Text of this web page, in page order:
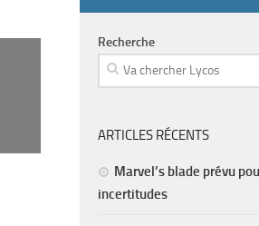
Recherche
ARTICLES RÉCENTS
Marvel’s blade prévu
incertitudes